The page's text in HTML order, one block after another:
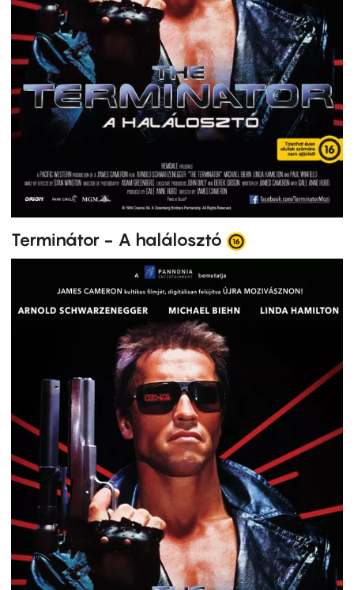
Terminátor - A halálosztó